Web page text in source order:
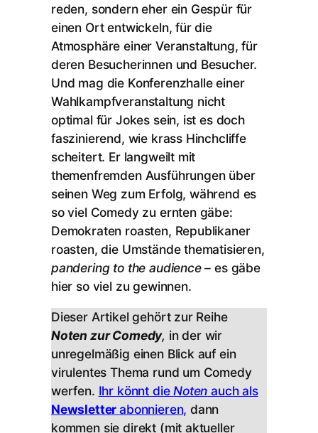
reden, sondern eher ein Gespür für
einen Ort entwickeln, für die
Atmosphäre einer Veranstaltung, für
deren Besucherinnen und Besucher.
Und mag die Konferenzhalle einer
Wahlkampfveranstaltung nicht
optimal für Jokes sein, ist es doch
faszinierend, wie krass Hinchcliffe
scheitert. Er langweilt mit
themenfremden Ausführungen über
seinen Weg zum Erfolg, während es
so viel Comedy zu ernten gäbe:
Demokraten roasten, Republikaner
roasten, die Umstände thematisieren,
pandering to the audience– es gäbe
hier so viel zu gewinnen.
Dieser Artikel gehört zur Reihe
Noten zur Comedy, in der wir
unregelmäßig einen Blick auf ein
virulentes Thema rund um Comedy
werfen. Ihr könnt dieNoten auch als
Newsletterabonnieren, dann
kommen sie direkt (mit aktueller